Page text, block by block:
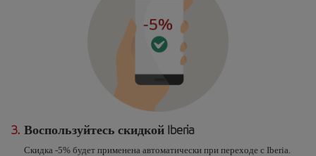
3. Воспользуйтесь скидкой Iberia
Скидка -5% будет применена автоматически при переходе с Iberia.